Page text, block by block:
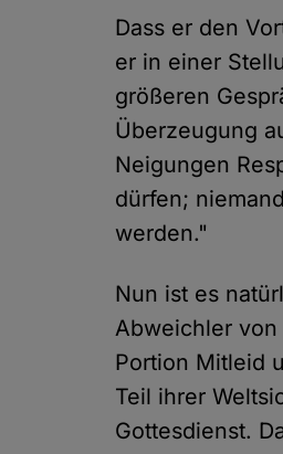
Dass er den
er in einer
größeren
Überzeugung
Neigungen
dürfen;
werden."
Nun ist es
Abweichler
Portion Mitleid
Teil ihrer
Gottesdienst.